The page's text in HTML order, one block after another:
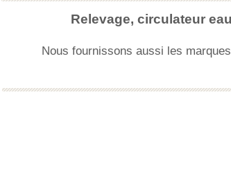
Relevage, circulateur
Nous fournissons aussi les